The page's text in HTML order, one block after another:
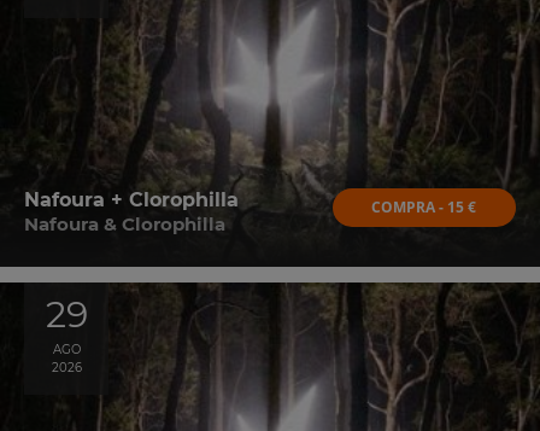
Nafoura + Clorophilla
Nafoura & Clorophilla
COMPRA - 15 €
29
AGO
2026